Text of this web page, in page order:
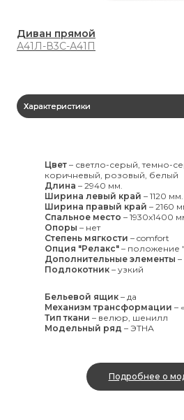
Диван прямой
А41Л-В3С-А41П
Характеристики
Цвет – светло-серый, темно-
коричневый, розовый, белый
Длина – 2940 мм.
Ширина левый край – 1120 мм.
Ширина правый край – 2160
Спальное место – 1930x1400
Опоры – нет
Степень мягкости – comfort
Опция "Релакс" – положение
Дополнительные элементы –
Подлокотник – узкий
Бельевой ящик – да
Механизм трансформации –
Тип ткани – велюр, шенилл
Модельный ряд – ЭТНА
Подробнее о